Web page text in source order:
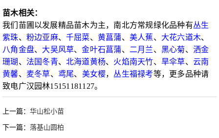
苗木相关：
我们苗圃以发展精品苗木为主，南北方常规绿化品种有丛生
紫珠、 粉边亚麻、 千屈菜、 黄菖蒲、 美人蕉、 大花六道木、
八角金盘、 大吴风草、金叶石菖蒲、 二月兰、 黑心菊、 洒金
珊瑚 、 法国冬青、 北海道黄杨、 火焰南天竹、 旱伞草、 云南
黄馨、 麦冬草、 鸢尾、 美女樱， 丛生福禄考等，更多品种请
致电广汉园林15151181127。
上一篇：华山松小苗
下一篇：落基山圆柏